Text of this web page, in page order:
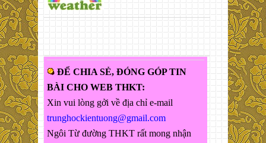
ĐỂ CHIA SẺ, ĐÓNG GÓP TIN
BÀI CHO WEB THKT:
Xin vui lòng gởi về địa chỉ e-mail
trunghockientuong@gmail.com
Ngôi Từ đường THKT rất mong nhận